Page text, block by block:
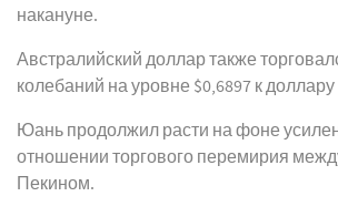
накануне.
Австралийский доллар также
колебаний на уровне $0,6897 к
Юань продолжил расти на фоне
отношении торгового перемирия
Пекином.